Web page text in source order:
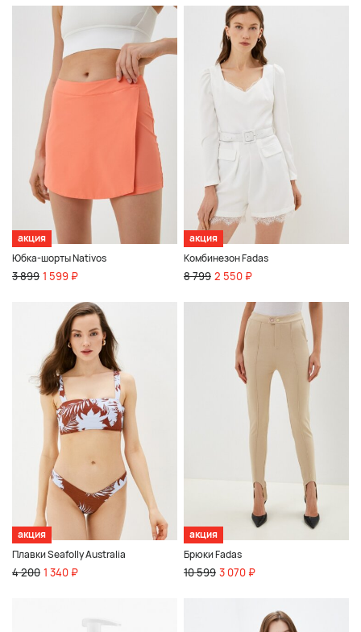
акция
Юбка-шорты Nativos
3 899 1 599 ₽
акция
Комбинезон Fadas
8 799 2 550 ₽
акция
Плавки Seafolly Australia
4 200 1 340 ₽
акция
Брюки Fadas
10 599 3 070 ₽